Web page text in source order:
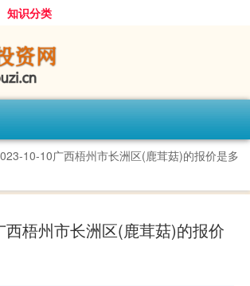
知识分类
10-10广西梧州市长洲区(鹿茸菇)的报价是多
西梧州市长洲区(鹿茸菇)的报价